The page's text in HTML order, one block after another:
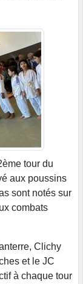
tour du
aux poussins
sont notés sur
combats
Clichy
et le JC
à chaque tour